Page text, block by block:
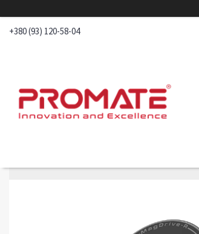
+380 (93) 120-58-04